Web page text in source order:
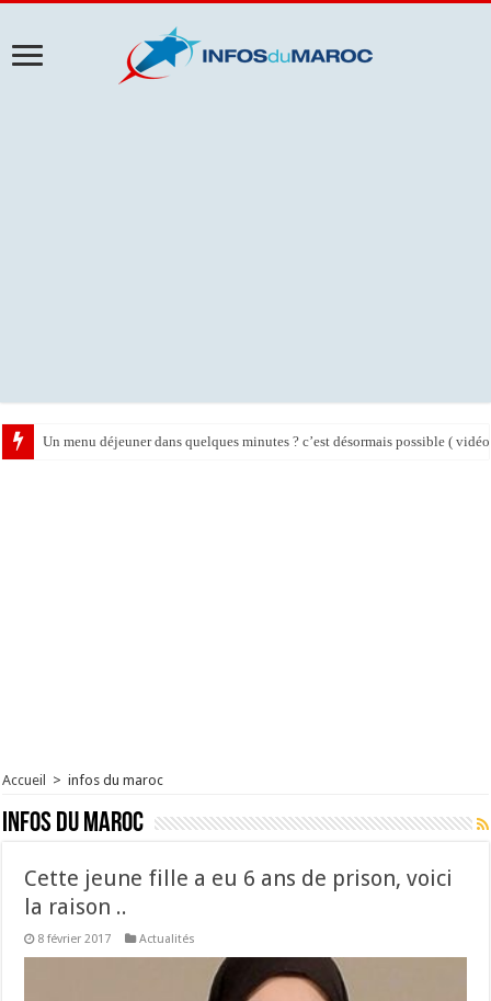
Un menu déjeuner dans quelques minutes ? c’est désormais possible (
Accueil > infos du maroc
infos du maroc
Cette jeune fille a eu 6 ans de prison, voici
la raison ..
8 février 2017 Actualités